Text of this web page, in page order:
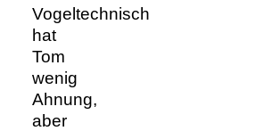
Vogeltechnisch
hat
Tom
wenig
Ahnung,
aber